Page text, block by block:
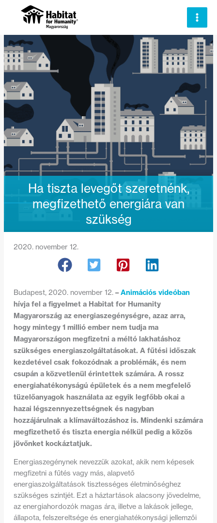
Ha tiszta levegőt szeretnénk,
megfizethető energiára van
szükség
2020. november 12.
Budapest, 2020. november 12. –Animációs videóban
hívja fel a figyelmet a Habitat for Humanity
Magyarország az energiaszegénységre, azaz arra,
hogy mintegy 1 millió ember nem tudja ma
Magyarországon megfizetni a méltó lakhatáshoz
szükséges energiaszolgáltatásokat. A fűtési időszak
kezdetével csak fokozódnak a problémák, és nem
csupán a közvetlenül érintettek számára. A rossz
energiahatékonyságú épületek és a nem megfelelő
tüzelőanyagok használata az egyik legfőbb okai a
hazai légszennyezettségnek és nagyban
hozzájárulnak a klímaváltozáshoz is. Mindenki számára
megfizethető és tiszta energia nélkül pedig a közös
jövőnket kockáztatjuk.
Energiaszegénynek nevezzük azokat, akik nem képesek
megfizetni a fűtés vagy más, alapvető
energiaszolgáltatások tisztességes életminőséghez
szükséges szintjét. Ezt a háztartások alacsony jövedelme,
az energiahordozók magas ára, illetve a lakások jellege,
állapota, felszereltsége és energiahatékonysági jellemzői